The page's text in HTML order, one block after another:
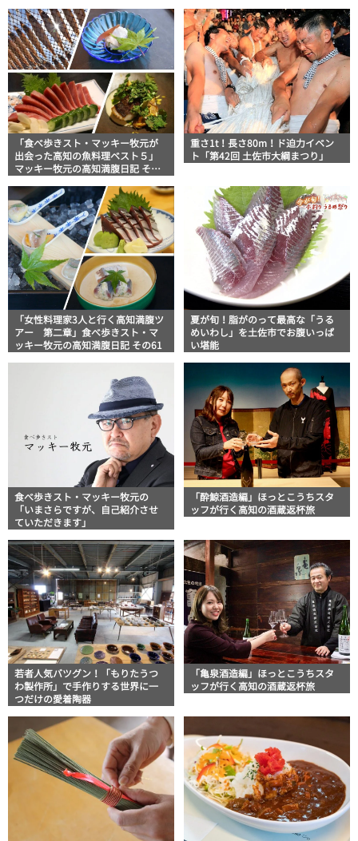
「食べ歩きスト・マッキー牧元が
出会った高知の魚料理ベスト５」
マッキー牧元の高知満腹日記 その
重さ1t！長さ80m！ド迫力イベン
ト「第42回 土佐市大綱まつり」
「女性料理家3人と行く高知満腹ツ
アー 第二章」食べ歩きスト・マ
ッキー牧元の高知満腹日記 その61
夏が旬！脂がのって最高な「うる
めいわし」を土佐市でお腹いっぱ
い堪能
食べ歩きスト・マッキー牧元の
「いまさらですが、自己紹介させ
ていただきます」
「酔鯨酒造編」ほっとこうちスタ
ッフが行く高知の酒蔵返杯旅
若者人気バツグン！「もりたうつ
わ製作所」で手作りする世界に一
つだけの愛着陶器
「亀泉酒造編」ほっとこうちスタ
ッフが行く高知の酒蔵返杯旅